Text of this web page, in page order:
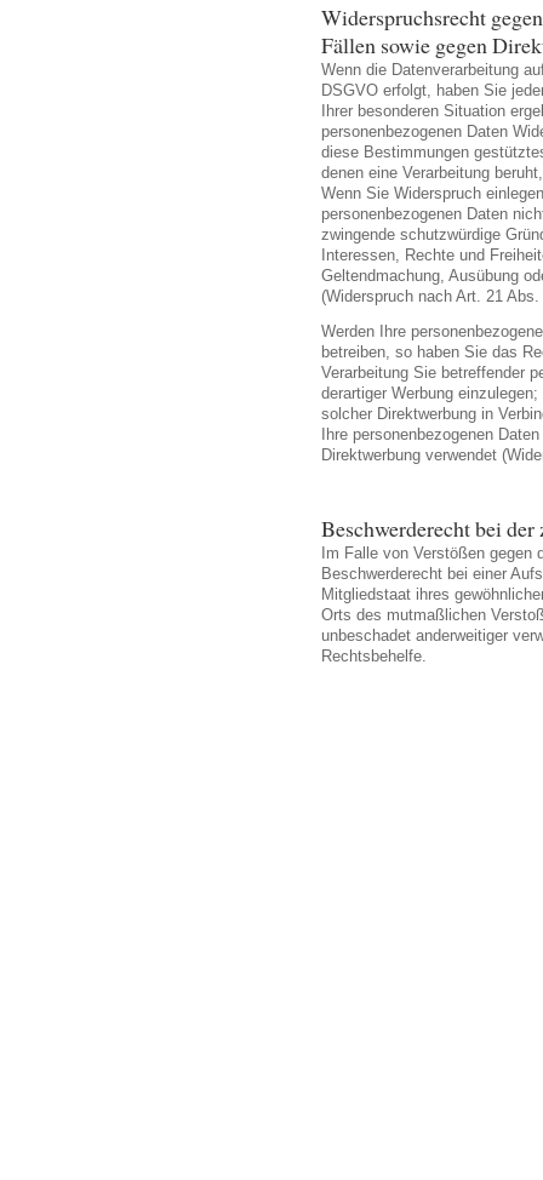
Widerspruchsrecht
Fällen sowie gegen
Wenn die Datenverarbeitung
DSGVO erfolgt, haben Sie
Ihrer besonderen Situation
personenbezogenen Daten
diese Bestimmungen
denen eine Verarbeitung
Wenn Sie Widerspruch
personenbezogenen Daten
zwingende schutzwürdige
Interessen, Rechte und
Geltendmachung, Ausübung
(Widerspruch nach Art. 21
Werden Ihre
betreiben, so haben Sie das
Verarbeitung Sie betreffender
derartiger Werbung
solcher Direktwerbung in
Ihre personenbezogenen
Direktwerbung verwendet
Beschwerderecht bei
Im Falle von Verstößen
Beschwerderecht bei einer
Mitgliedstaat ihres
Orts des mutmaßlichen
unbeschadet anderweitiger
Rechtsbehelfe.